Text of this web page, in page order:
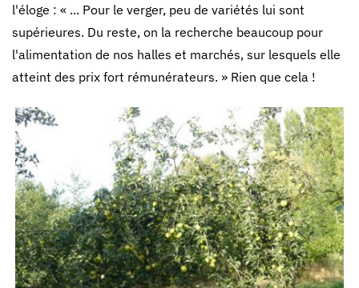
l'éloge : « ... Pour le verger, peu de variétés lui sont
supérieures. Du reste, on la recherche beaucoup pour
l'alimentation de nos halles et marchés, sur lesquels elle
atteint des prix fort rémunérateurs. » Rien que cela !